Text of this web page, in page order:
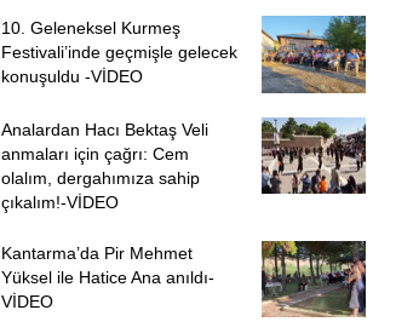
10. Geleneksel Kurmeş
Festivali’inde geçmişle gelecek
konuşuldu -VİDEO
Analardan Hacı Bektaş Veli
anmaları için çağrı: Cem
olalım, dergahımıza sahip
çıkalım!-VİDEO
Kantarma’da Pir Mehmet
Yüksel ile Hatice Ana anıldı-
VİDEO